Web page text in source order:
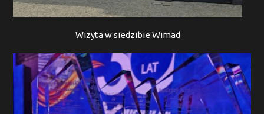
Wizyta w siedzibie Wimad